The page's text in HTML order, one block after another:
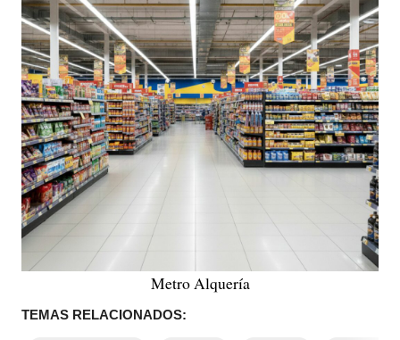
Metro Alquería
TEMAS RELACIONADOS: